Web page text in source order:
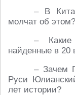
– В
молчат об этом?
– Какие
найденные в 20
– Зачем
Руси
лет истории?